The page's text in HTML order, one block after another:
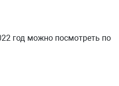
год можно посмотреть по